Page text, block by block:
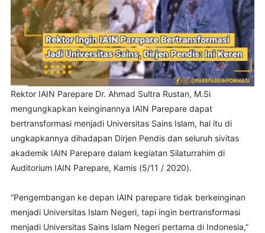
Rektor IAIN Parepare Dr. Ahmad Sultra Rustan, M.Si
mengungkapkan keinginannya IAIN Parepare dapat
bertransformasi menjadi Universitas Sains Islam, hal itu di
ungkapkannya dihadapan Dirjen Pendis dan seluruh sivitas
akademik IAIN Parepare dalam kegiatan Silaturrahim di
Auditorium IAIN Parepare, Kamis (5/11 / 2020).
“Pengembangan ke depan IAIN parepare tidak berkeinginan
menjadi Universitas Islam Negeri, tapi ingin bertransformasi
menjadi Universitas Sains Islam Negeri pertama di Indonesia,”